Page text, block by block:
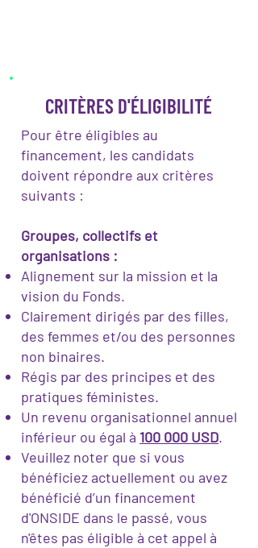
CRITÈRES D'ÉLIGIBILITÉ
Pour être éligibles au
financement, les candidats
doivent répondre aux critères
suivants :
Groupes, collectifs et
organisations :
Alignement sur la mission et la
vision du Fonds.
Clairement dirigés par des filles,
des femmes et/ou des personnes
non binaires.
Régis par des principes et des
pratiques féministes.
Un revenu organisationnel annuel
inférieur ou égal à 100 000 USD.
Veuillez noter que si vous
bénéficiez actuellement ou avez
bénéficié d’un financement
d'ONSIDE dans le passé, vous
n'êtes pas éligible à cet appel à